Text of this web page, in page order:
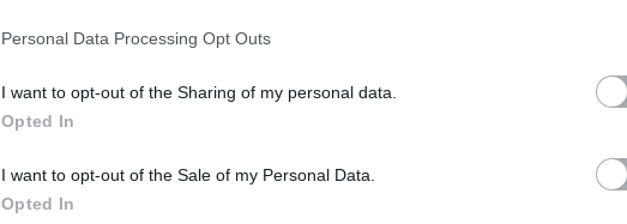
Personal Data Processing Opt Outs
I want to opt-out of the Sharing of my personal data.
Opted In
I want to opt-out of the Sale of my Personal Data.
Opted In